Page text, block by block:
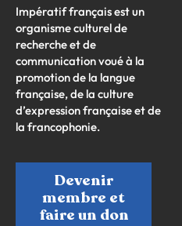
Impératif français est un
organisme culturel de
recherche et de
communication voué à la
promotion de la langue
française, de la culture
d’expression française et de
la francophonie.
Devenir
membre et
faire un don